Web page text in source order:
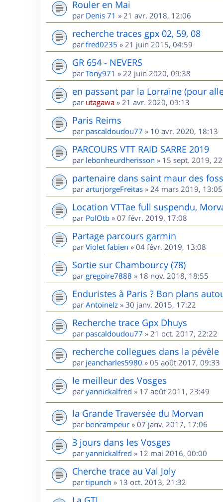
Rouler en Mai
par Denis 71 » 21 avr. 2018, 12:06
recherche traces gpx 02, 59, 08
par fred0235 » 21 juin 2015, 04:59
GR 654 - NEVERS
par Tony971 » 22 juin 2020, 09:38
en passant par la Lorraine (pour
par utagawa » 21 avr. 2020, 09:13
Paris Reims
par pascaldoudou77 » 10 avr. 2020, 18:13
PARCOURS VTT RAID SARRE 2019
par lebonheurdherisson » 15 sept. 2019,
partenaire dans saint maur des
par arturjorgeFreitas » 24 mars 2019, 13:05
Location VTTae full suspendu,
par PolOtb » 07 févr. 2019, 17:08
Partage parcours garmin
par Violet fabien » 04 févr. 2019, 13:08
Sortie sur Chambourcy (78)
par gregoire7888 » 18 nov. 2018, 18:55
Enduristes à Paris ? Bon plans
par AntoineIz » 30 janv. 2015, 17:22
Recherche trace Gpx Dhuys
par pascaldoudou77 » 21 oct. 2017, 22:22
recherche collegues dans la pévèle
par jeancharles5980 » 05 août 2017, 09:33
le meilleur des Vosges
par yannickalfred » 17 août 2011, 23:49
la Grande Traversée du Morvan
par boncampeur » 07 janv. 2017, 17:06
3 jours dans les Vosges
par yannickalfred » 12 mai 2016, 00:00
Cherche trace au Val Joly
par tipunch » 13 oct. 2013, 21:32